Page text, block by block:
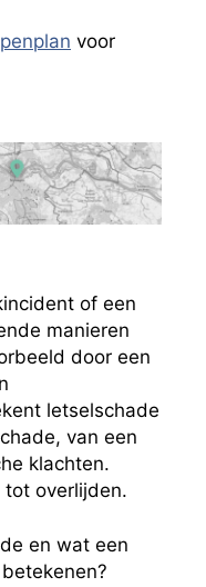
voor
of een
manieren
door een
letselschade
van een
klachten.
overlijden.
en wat een